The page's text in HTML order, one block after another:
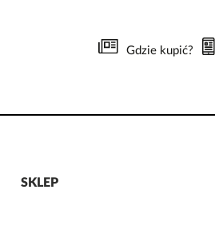
Gdzie kupić?
SKLEP